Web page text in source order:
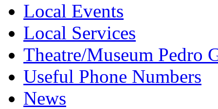
Local Events
Local Services
Theatre/Museum Pedro
Useful Phone Numbers
News